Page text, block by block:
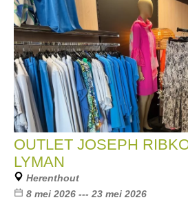
OUTLET JOSEPH
LYMAN
Herenthout
8 mei 2026 --- 23 mei 2026